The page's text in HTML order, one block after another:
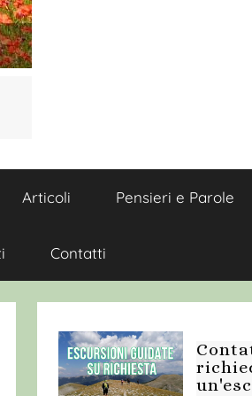
Articoli Pensieri e Parole
Contatti